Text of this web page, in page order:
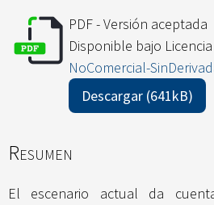
PDF - Versión aceptada
Disponible bajo Licencia
NoComercial-
Descargar (641kB)
Resumen
El escenario actual da